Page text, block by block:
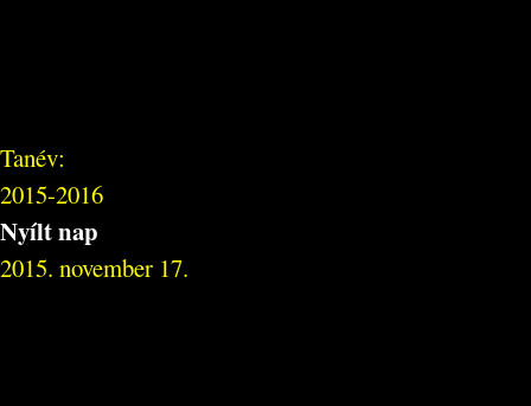
Tanév:
2015-2016
Nyílt nap
2015. november 17.